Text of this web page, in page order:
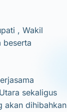
, Wakil
beserta
sekaligus
akan dihibahkan